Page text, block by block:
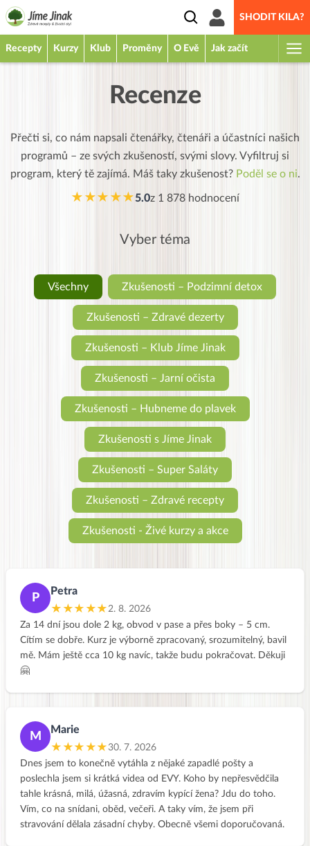
SHODIT KILA?
Recepty Kurzy Klub Proměny O Evě Jak začít
Recenze
Přečti si, co nám napsali čtenářky, čtenáři a účastníci našich
programů – ze svých zkušeností, svými slovy. Vyfiltruj si
program, který tě zajímá. Máš taky zkušenost? Poděl se o ni.
★★★★★5.0z 1 878hodnocení
Vyber téma
Všechny Zkušenosti – Podzimní detox
Zkušenosti – Zdravé dezerty
Zkušenosti – Klub Jíme Jinak
Zkušenosti – Jarní očista
Zkušenosti – Hubneme do plavek
Zkušenosti s Jíme Jinak
Zkušenosti – Super Saláty
Zkušenosti – Zdravé recepty
Zkušenosti - Živé kurzy a akce
P
Petra
★★★★★2. 8. 2026
Za 14 dní jsou dole 2 kg, obvod v pase a přes boky – 5 cm.
Cítím se dobře. Kurz je výborně zpracovaný, srozumitelný, bavil
mě. Mám ještě cca 10 kg navíc, takže budu pokračovat. Děkuji
🤗
M
Marie
★★★★★30. 7. 2026
Dnes jsem to konečně vytáhla z nějaké zapadlé pošty a
poslechla jsem si krátká videa od EVY. Koho by nepřesvědčila
tahle krásná, milá, úžasná, zdravím kypící žena? Jdu do toho.
Vím, co na snídani, oběd, večeři. A taky vím, že jsem při
stravování dělala zásadní chyby. Obecně všemi doporučovaná.